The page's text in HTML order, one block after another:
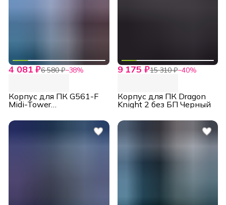
4 081 ₽6 580 ₽−38%
Корпус для ПК G561-F
Midi-Tower
9 175 ₽15 310 ₽−40%
Корпус для ПК Dragon
Knight 2 без БП Черный